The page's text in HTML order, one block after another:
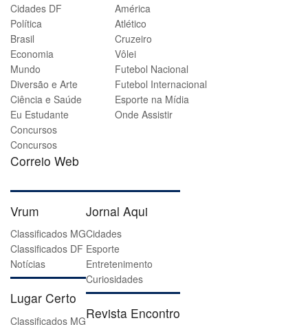
Cidades DF
Política
Brasil
Economia
Mundo
Diversão e Arte
Ciência e Saúde
Eu Estudante
Concursos
Concursos
Correio Web
América
Atlético
Cruzeiro
Vôlei
Futebol Nacional
Futebol Internacional
Esporte na Mídia
Onde Assistir
Vrum
Classificados MG
Classificados DF
Notícias
Lugar Certo
Classificados MG
Jornal Aqui
Cidades
Esporte
Entretenimento
Curiosidades
Revista Encontro